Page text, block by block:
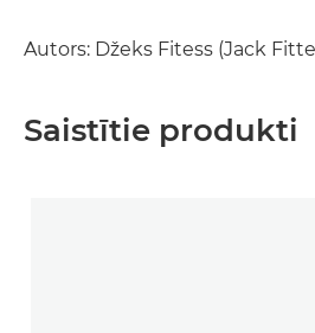
Autors: Džeks Fitess (Jack
Saistītie produkti